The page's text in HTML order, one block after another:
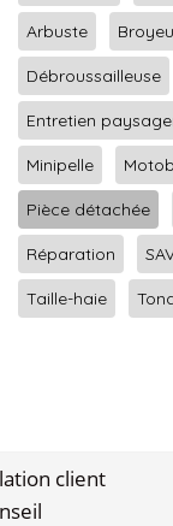
Arbuste
Débroussailleuse
Entretien
Minipelle
Pièce détachée
Réparation
Taille-haie
client